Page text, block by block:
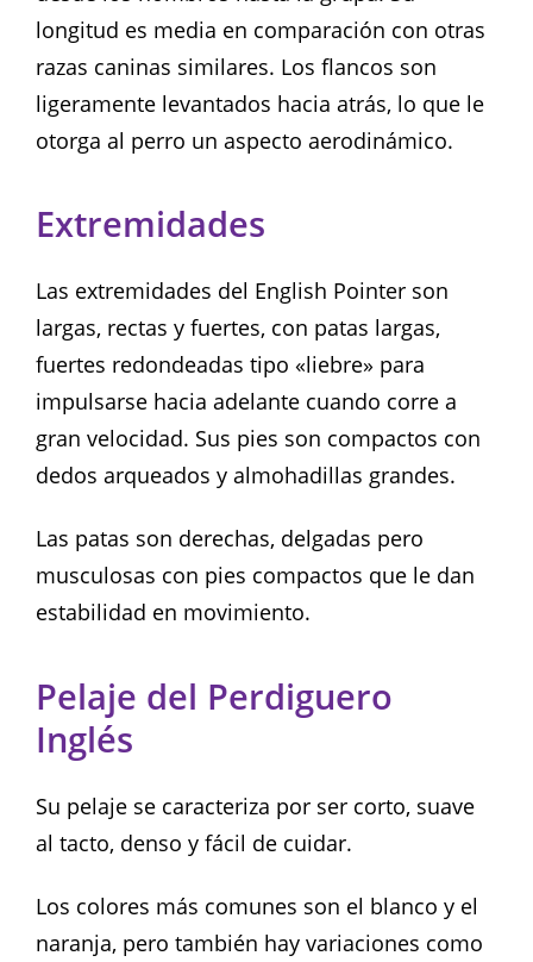
longitud es media en comparación con otras
razas caninas similares. Los flancos son
ligeramente levantados hacia atrás, lo que le
otorga al perro un aspecto aerodinámico.
Extremidades
Las extremidades del English Pointer son
largas, rectas y fuertes, con patas largas,
fuertes redondeadas tipo «liebre» para
impulsarse hacia adelante cuando corre a
gran velocidad. Sus pies son compactos con
dedos arqueados y almohadillas grandes.
Las patas son derechas, delgadas pero
musculosas con pies compactos que le dan
estabilidad en movimiento.
Pelaje del Perdiguero
Inglés
Su pelaje se caracteriza por ser corto, suave
al tacto, denso y fácil de cuidar.
Los colores más comunes son el blanco y el
naranja, pero también hay variaciones como